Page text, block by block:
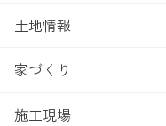
土地情報
家づくり
施工現場